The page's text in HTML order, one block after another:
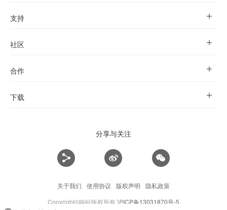
支持
社区
合作
下载
分享与关注
关于我们 使用协议 版权声明
隐私政策
Copyright©响站版权所有沪ICP备13031870号-5